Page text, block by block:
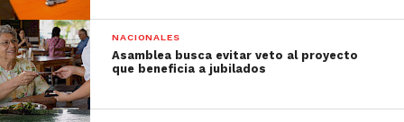
NACIONALES
Asamblea busca evitar veto al proyecto
que beneficia a jubilados